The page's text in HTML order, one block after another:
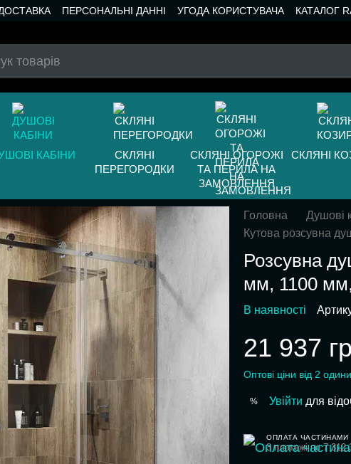
ПЕРСОНАЛЬНІ ДАННІ УГОДА КОРИСТУВАЧА КАТАЛОГ
КАБІНИ
СКЛЯНІ
ПЕРЕГОРОДКИ
СКЛЯНІ ОГОРОЖІ
ТА ПЕРИЛА НА
ЗАМОВЛЕННЯ
СКЛЯНІ
Головна Душові
Кутова розсувна
Розсувна
мм, 1100
В наявності
21 937
Оптові ціни від 2
% Увійти для
ОПЛАТА ЧАСТИНАМИ
3 платежі по 7